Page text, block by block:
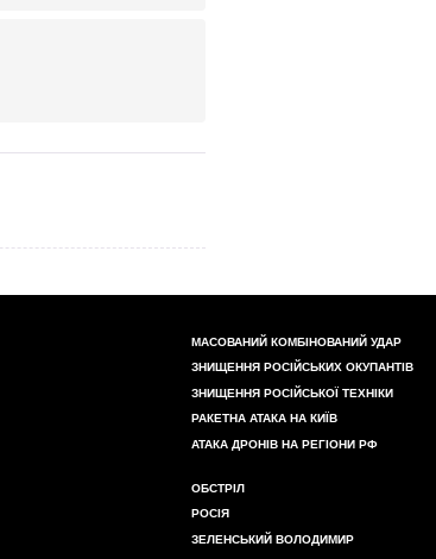
МАСОВАНИЙ КОМБІНОВАНИЙ УДАР
ЗНИЩЕННЯ РОСІЙСЬКИХ ОКУПАНТІВ
ЗНИЩЕННЯ РОСІЙСЬКОЇ ТЕХНІКИ
РАКЕТНА АТАКА НА КИЇВ
АТАКА ДРОНІВ НА РЕГІОНИ РФ
ОБСТРІЛ
РОСІЯ
ЗЕЛЕНСЬКИЙ ВОЛОДИМИР